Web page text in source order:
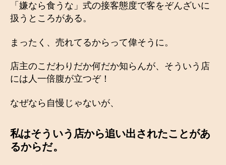
「嫌なら食うな」式の接客態度で客をぞんざいに
扱うところがある。
まったく、売れてるからって偉そうに。
店主のこだわりだか何だか知らんが、そういう店
には人一倍腹が立つぞ！
なぜなら自慢じゃないが、
私はそういう店から追い出されたことがあ
るからだ。